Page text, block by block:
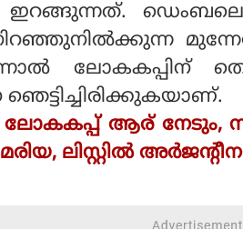
ലോകകപ്പിന്
ലോകകപ്പ് ആര് നേടും,
ലിസ്റ്റിൽ